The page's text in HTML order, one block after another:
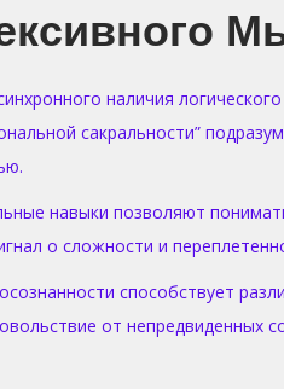
наличия
сакральности”
навыки позволяют
о сложности и
способствует
от непредвиденных